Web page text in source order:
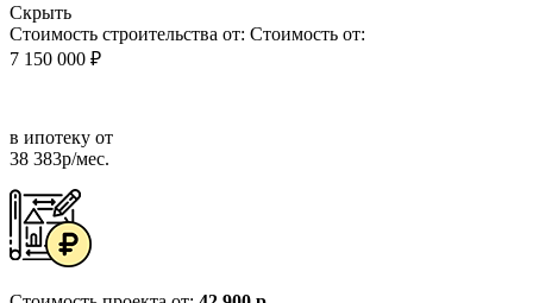
Скрыть
Стоимость строительства от: Стоимость от:
7 150 000 ₽
в ипотеку от
38 383р/мес.